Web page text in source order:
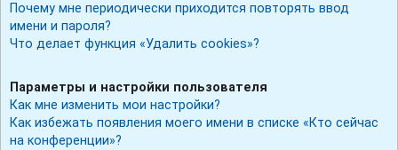
Почему мне периодически приходится повторять ввод
имени и пароля?
Что делает функция «Удалить cookies»?
Параметры и настройки пользователя
Как мне изменить мои настройки?
Как избежать появления моего имени в списке «Кто сейчас
на конференции»?